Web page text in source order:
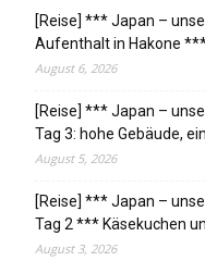
[Reise] *** Japan –
Aufenthalt in Hakone
August 6, 2026
[Reise] *** Japan –
Tag 3: hohe Gebäude,
August 5, 2026
[Reise] *** Japan –
Tag 2 *** Käsekuchen
August 3, 2026